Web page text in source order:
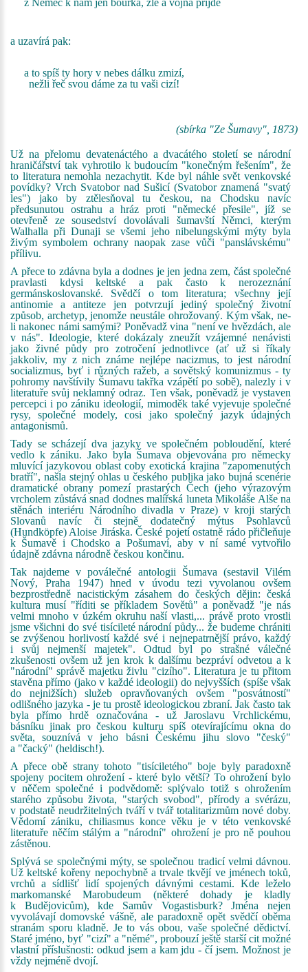
z Němec k nám jen bouřka, zle a vojna přijde
a uzavírá pak:
a to spíš ty hory v nebes dálku zmizí,
nežli řeč svou dáme za tu vaši cizí!
(sbírka "Ze Šumavy", 1873)
Už na přelomu devatenáctého a dvacátého století se národní
hraničářství tak vyhrotilo k budoucím "konečným řešením", že
to literatura nemohla nezachytit. Kde byl náhle svět venkovské
povídky? Vrch Svatobor nad Sušicí (Svatobor znamená "svatý
les") jako by ztělesňoval tu českou, na Chodsku navíc
předsunutou ostrahu a hráz proti "německé přesile", jíž se
otevřeně ze sousedství dovolávali šumavští Němci, kterým
Walhalla při Dunaji se všemi jeho nibelungskými mýty byla
živým symbolem ochrany naopak zase vůči "panslávskému"
přílivu.
A přece to zdávna byla a dodnes je jen jedna zem, část společné
pravlasti kdysi keltské a pak často k nerozeznání
germánskoslovanské. Svědčí o tom literatura; všechny její
antinomie a antiteze jen potvrzují jediný společný životní
způsob, archetyp, jenomže neustále ohrožovaný. Kým však, ne-
li nakonec námi samými? Poněvadž vina "není ve hvězdách, ale
v nás". Ideologie, které dokázaly zneužít vzájemné nenávisti
jako živné půdy pro zotročení jednotlivce (ať už si říkaly
jakkoliv, my z nich známe nejlépe nacizmus, to jest národní
socializmus, byť i různých ražeb, a sovětský komunizmus - ty
pohromy navštívily Šumavu takřka vzápětí po sobě), nalezly i v
literatuře svůj neklamný odraz. Ten však, poněvadž je vystaven
percepci i po zániku ideologií, mimoděk také vyjevuje společné
rysy, společné modely, cosi jako společný jazyk údajných
antagonismů.
Tady se scházejí dva jazyky ve společném pobloudění, které
vedlo k zániku. Jako byla Šumava objevována pro německy
mluvící jazykovou oblast coby exotická krajina "zapomenutých
bratří", našla stejný ohlas u českého publika jako bujná scenérie
dramatické obrany pomezí prastarých Čech (jeho výrazovým
vrcholem zůstává snad dodnes malířská luneta Mikoláše Alše na
stěnách interiéru Národního divadla v Praze) v kroji starých
Slovanů navíc či stejně dodatečný mýtus Psohlavců
(Hundköpfe) Aloise Jiráska. České pojetí ostatně rádo přičleňuje
k Šumavě i Chodsko a Pošumaví, aby v ní samé vytvořilo
údajně zdávna národně českou končinu.
Tak najdeme v poválečné antologii Šumava (sestavil Vilém
Nový, Praha 1947) hned v úvodu tezi vyvolanou ovšem
bezprostředně nacistickým zásahem do českých dějin: česká
kultura musí "říditi se příkladem Sovětů" a poněvadž "je nás
velmi mnoho v úzkém okruhu naší vlasti,... právě proto vrostli
jsme všichni do své tisícileté národní půdy... že budeme chrániti
se zvýšenou horlivostí každé své i nejnepatrnější právo, každý
i svůj nejmenší majetek". Odtud byl po strašné válečné
zkušenosti ovšem už jen krok k dalšímu bezpráví odvetou a k
"národní" správě majetku živlu "cizího". Literatura je tu přitom
stavěna přímo (jako v každé ideologii) do nejvyšších (spíše však
do nejnižších) služeb opravňovaných ovšem "posvátností"
odlišného jazyka - je tu prostě ideologickou zbraní. Jak často tak
byla přímo hrdě označována - už Jaroslavu Vrchlickému,
básníku jinak pro českou kulturu spíš otevírajícímu okna do
světa, souznívá v jeho básni Českému jihu slovo "český"
a "čacký" (heldisch!).
A přece obě strany tohoto "tisíciletého" boje byly paradoxně
spojeny pocitem ohrožení - které bylo větší? To ohrožení bylo
v něčem společné i podvědomě: splývalo totiž s ohrožením
starého způsobu života, "starých svobod", přírody a svérázu,
v podstatě neudržitelných tváří v tvář totalitarizmům nové doby.
Vědomí zániku, chiliasmus konce věku je v této venkovské
literatuře něčím stálým a "národní" ohrožení je pro ně pouhou
zástěnou.
Splývá se společnými mýty, se společnou tradicí velmi dávnou.
Už keltské kořeny nepochybně a trvale tkvějí ve jménech toků,
vrchů a sídlišť lidí spojených dávnými cestami. Kde leželo
markomanské Marobudeum (některé dohady je kladly
k Budějovicům), kde Samův Vogastisburk? Jména nejen
vyvolávají domovské vášně, ale paradoxně opět svědčí oběma
stranám sporu kladně. Je to vás obou, vaše společné dědictví.
Staré jméno, byť "cizí" a "němé", probouzí ještě starší cit možné
vlastní příslušnosti: odkud jsem a kam jdu - čí jsem. Možnost je
vždy nejméně dvojí.